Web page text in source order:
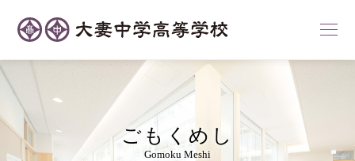
ごもくめし
Gomoku Meshi